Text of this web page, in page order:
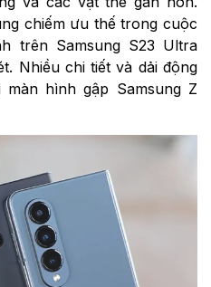
chiếm ưu thế trong cuộc
trên Samsung S23 Ultra
Nhiều chi tiết và dải động
hình gập Samsung Z